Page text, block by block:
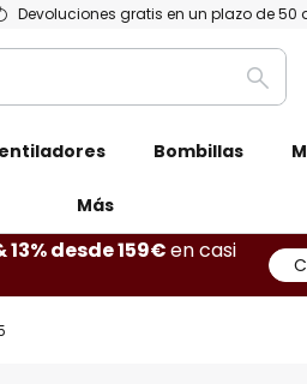
Devoluciones gratis en un plazo de 50
Buscar
Bombillas
Más
13% desde 159€en casi